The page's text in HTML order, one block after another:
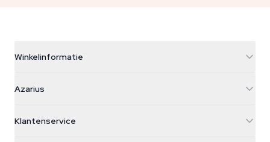
Winkelinformatie
Galvaniweg 11
Nederland
Azarius
Klantenservice